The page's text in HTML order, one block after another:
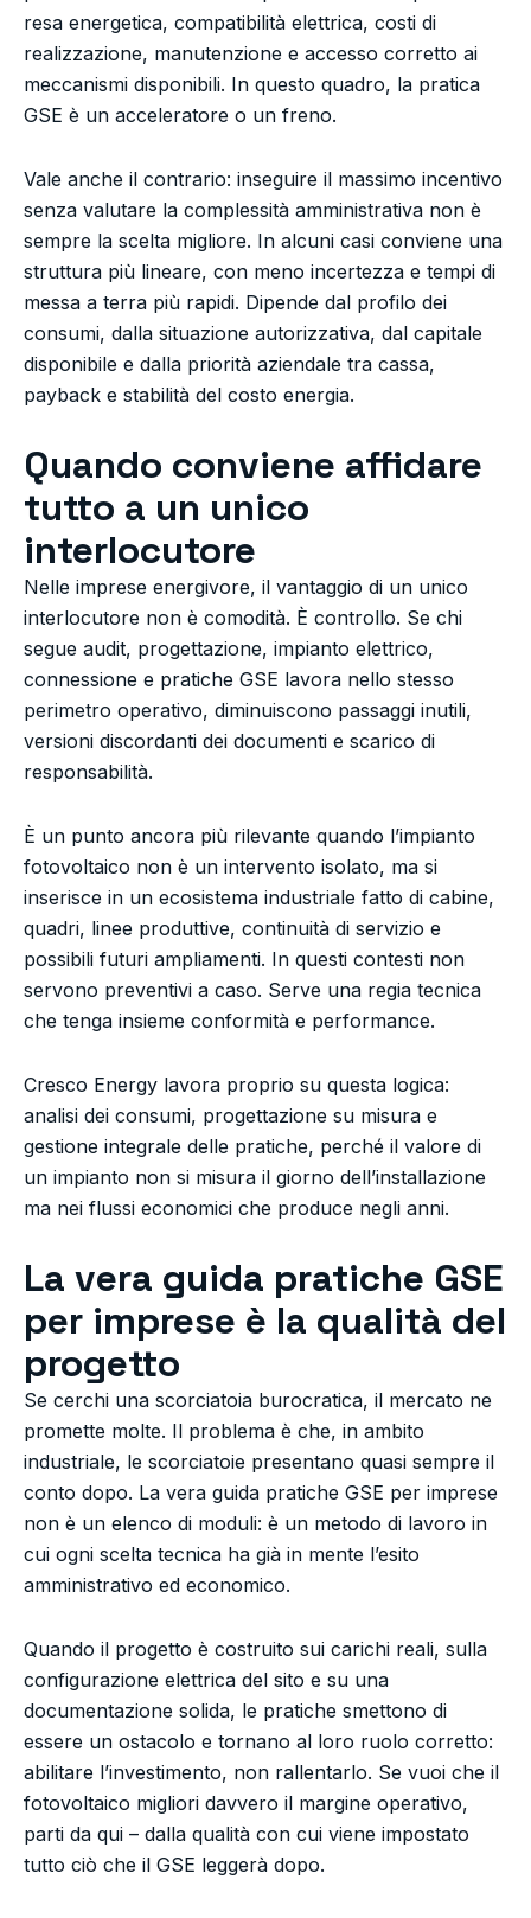
resa energetica, compatibilità elettrica, costi di
realizzazione, manutenzione e accesso corretto ai
meccanismi disponibili. In questo quadro, la pratica
GSE è un acceleratore o un freno.
Vale anche il contrario: inseguire il massimo incentivo
senza valutare la complessità amministrativa non è
sempre la scelta migliore. In alcuni casi conviene una
struttura più lineare, con meno incertezza e tempi di
messa a terra più rapidi. Dipende dal profilo dei
consumi, dalla situazione autorizzativa, dal capitale
disponibile e dalla priorità aziendale tra cassa,
payback e stabilità del costo energia.
Quando conviene affidare
tutto a un unico
interlocutore
Nelle imprese energivore, il vantaggio di un unico
interlocutore non è comodità. È controllo. Se chi
segue audit, progettazione, impianto elettrico,
connessione e pratiche GSE lavora nello stesso
perimetro operativo, diminuiscono passaggi inutili,
versioni discordanti dei documenti e scarico di
responsabilità.
È un punto ancora più rilevante quando l’impianto
fotovoltaico non è un intervento isolato, ma si
inserisce in un ecosistema industriale fatto di cabine,
quadri, linee produttive, continuità di servizio e
possibili futuri ampliamenti. In questi contesti non
servono preventivi a caso. Serve una regia tecnica
che tenga insieme conformità e performance.
Cresco Energy lavora proprio su questa logica:
analisi dei consumi, progettazione su misura e
gestione integrale delle pratiche, perché il valore di
un impianto non si misura il giorno dell’installazione
ma nei flussi economici che produce negli anni.
La vera guida pratiche GSE
per imprese è la qualità del
progetto
Se cerchi una scorciatoia burocratica, il mercato ne
promette molte. Il problema è che, in ambito
industriale, le scorciatoie presentano quasi sempre il
conto dopo. La vera guida pratiche GSE per imprese
non è un elenco di moduli: è un metodo di lavoro in
cui ogni scelta tecnica ha già in mente l’esito
amministrativo ed economico.
Quando il progetto è costruito sui carichi reali, sulla
configurazione elettrica del sito e su una
documentazione solida, le pratiche smettono di
essere un ostacolo e tornano al loro ruolo corretto:
abilitare l’investimento, non rallentarlo. Se vuoi che il
fotovoltaico migliori davvero il margine operativo,
parti da qui – dalla qualità con cui viene impostato
tutto ciò che il GSE leggerà dopo.